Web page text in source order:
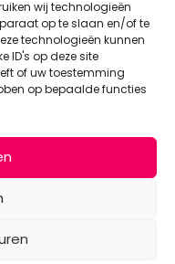
wij technologieën
op te slaan en/of te
technologieën kunnen
ID's op deze site
of uw toestemming
op bepaalde functies
gemaakt,
een eerlijke
“